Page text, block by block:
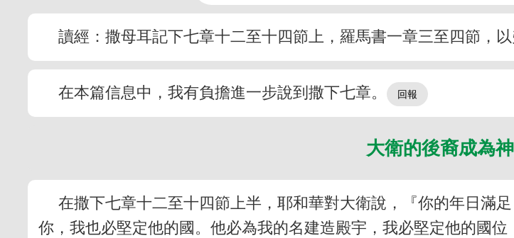
讀經：撒母耳記下七章十二至十四節上，羅馬書一章三至四節，
在本篇信息中，我有負擔進一步說到撒下七章。
大衛的後裔成為
在撒下七章十二至十四節上半，耶和華對大衛說，『你的年日滿
你，我也必堅定他的國。他必為我的名建造殿宇，我必堅定他的國